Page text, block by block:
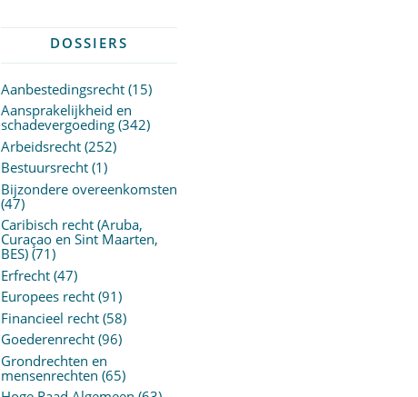
DOSSIERS
Aanbestedingsrecht(15)
Aansprakelijkheid en
schadevergoeding(342)
Arbeidsrecht(252)
Bestuursrecht(1)
Bijzondere overeenkomsten
(47)
Caribisch recht (Aruba,
Curaçao en Sint Maarten,
BES)(71)
Erfrecht(47)
Europees recht(91)
Financieel recht(58)
Goederenrecht(96)
Grondrechten en
mensenrechten (65)